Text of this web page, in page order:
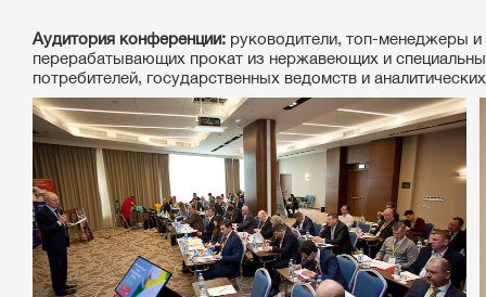
Аудитория конференции: руководители, топ-менеджеры
перерабатывающих прокат из нержавеющих и
потребителей, государственных ведомств и